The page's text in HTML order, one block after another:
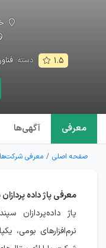
۱.۵ دسته:
معرفی آگهی‌ها
صفحه اصلی معرفی شرکت‌ها
معرفی پاژ داده
نرم‌افزارهای بومی،